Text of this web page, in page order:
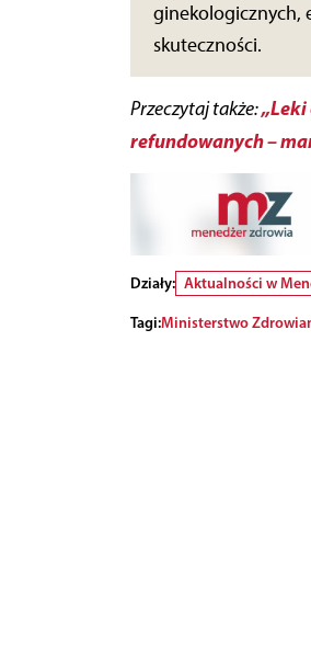
ginekologicznych,
skuteczności.
Przeczytaj także:
refundowanych –
Działy: Aktualności w
Tagi:Ministerstwo Zdrowia